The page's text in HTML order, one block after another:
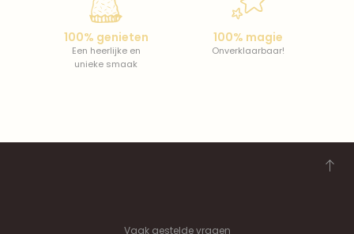
100% genieten
Een heerlijke en
unieke smaak
100% magie
Onverklaarbaar!
Vaak gestelde vragen